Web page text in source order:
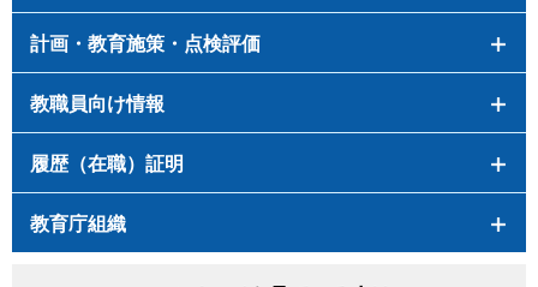
計画・教育施策・点検評価
教職員向け情報
履歴（在職）証明
教育庁組織